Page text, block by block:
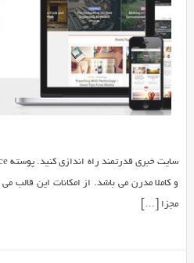
و کاملا مدرن می باشد. از امکانات این قالب
مجزا […]